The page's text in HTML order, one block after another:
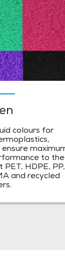
colours for
to the
HDPE, PP,
and recycled